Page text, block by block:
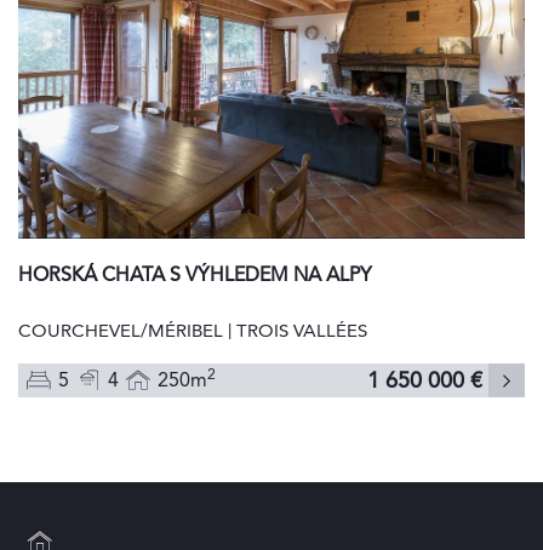
HORSKÁ CHATA S VÝHLEDEM NA ALPY
COURCHEVEL/MÉRIBEL | TROIS VALLÉES
5 4 250m2 1 650 000 €